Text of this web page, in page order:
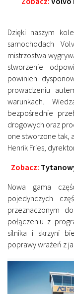
Dzięki naszym
samochodach
mistrzostwa
stworzenie
powinien
prowadzeniu
warunkach.
bezpośrednie
drogowych oraz
one stworzone tak,
Henrik Fries,
Zobacz:
Nowa gama
pojedynczych
przeznaczonym
połączeniu z
silnika i skrzyni
poprawy wrażeń z